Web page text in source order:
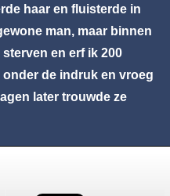
haar en fluisterde in
man, maar binnen
en erf ik 200
de indruk en vroeg
later trouwde ze